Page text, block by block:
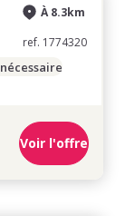
À 8.3km
ref. 1774320
Voir l'offre